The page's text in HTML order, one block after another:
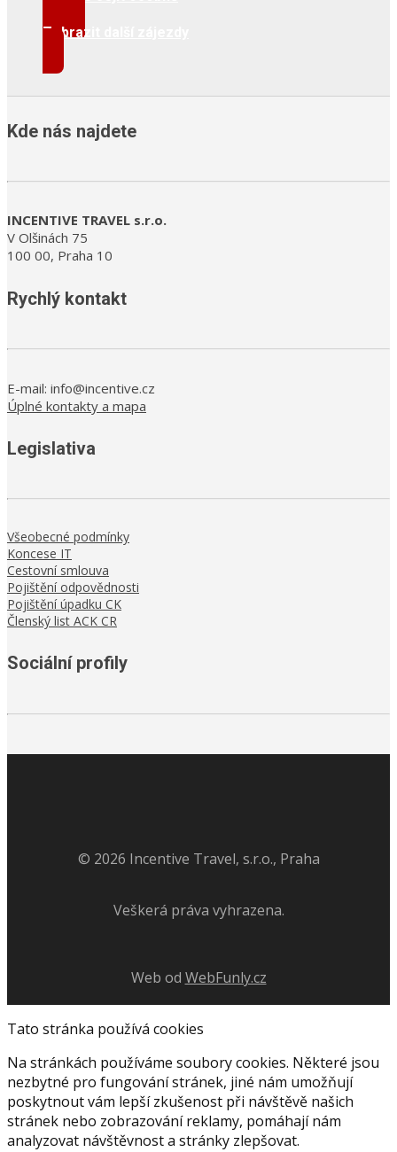
Zobrazit další zájezdy
Kde nás najdete
INCENTIVE TRAVEL s.r.o.
V Olšinách 75
100 00, Praha 10
Rychlý kontakt
E-mail: info@incentive.cz
Úplné kontakty a mapa
Legislativa
Všeobecné podmínky
Koncese IT
Cestovní smlouva
Pojištění odpovědnosti
Pojištění úpadku CK
Členský list ACK CR
Sociální profily
© 2026 Incentive Travel, s.r.o., Praha
Veškerá práva vyhrazena.
Web od WebFunly.cz
Tato stránka používá cookies
Na stránkách používáme soubory cookies. Některé jsou
nezbytné pro fungování stránek, jiné nám umožňují
poskytnout vám lepší zkušenost při návštěvě našich
stránek nebo zobrazování reklamy, pomáhají nám
analyzovat návštěvnost a stránky zlepšovat.